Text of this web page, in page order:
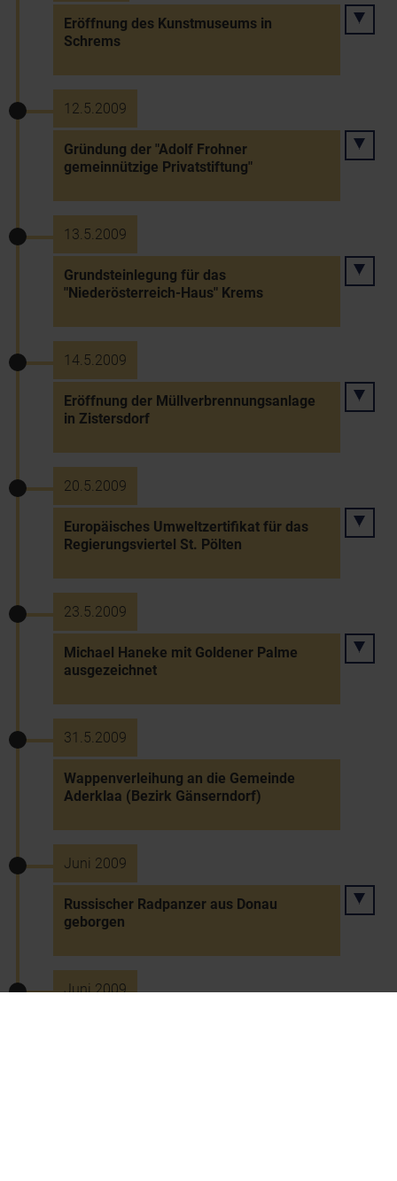
Eröffnung des Kunstmuseums in
Schrems
12.5.2009
Gründung der "Adolf Frohner
gemeinnützige Privatstiftung"
13.5.2009
Grundsteinlegung für das
"Niederösterreich-Haus" Krems
14.5.2009
Eröffnung der Müllverbrennungsanlage
in Zistersdorf
20.5.2009
Europäisches Umweltzertifikat für das
Regierungsviertel St. Pölten
23.5.2009
Michael Haneke mit Goldener Palme
ausgezeichnet
31.5.2009
Wappenverleihung an die Gemeinde
Aderklaa (Bezirk Gänserndorf)
Juni 2009
Russischer Radpanzer aus Donau
geborgen
Juni 2009